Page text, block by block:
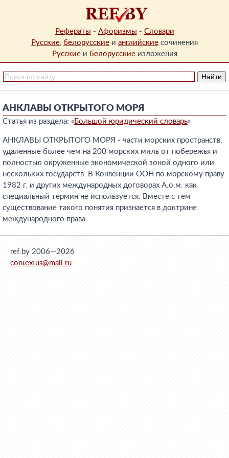
Рефераты - Афоризмы - Словари
Русские, белорусские и английские сочинения
Русскиеи белорусскиеизложения
АНКЛАВЫ ОТКРЫТОГО МОРЯ
Статья из раздела: «Большой юридический словарь»
АНКЛАВЫ ОТКРЫТОГО МОРЯ - части морских пространств,
удаленные более чем на 200 морских миль от побережья и
полностью окруженные экономической зоной одного или
нескольких государств. В Конвенции ООН по морскому праву
1982 г. и других международных договорах А.о.м. как
специальный термин не используется. Вместе с тем
существование такого понятия признается в доктрине
международного права.
ref.by 2006—2026
contextus@mail.ru